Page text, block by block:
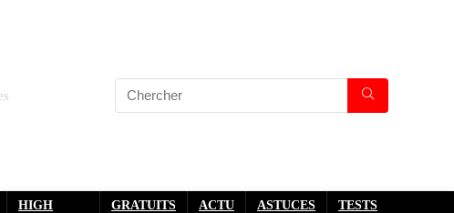
HIGH
GRATUITS ACTU ASTUCES TESTS